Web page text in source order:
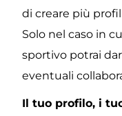
di creare più
Solo nel caso in
sportivo potrai
eventuali
Il tuo profilo, i